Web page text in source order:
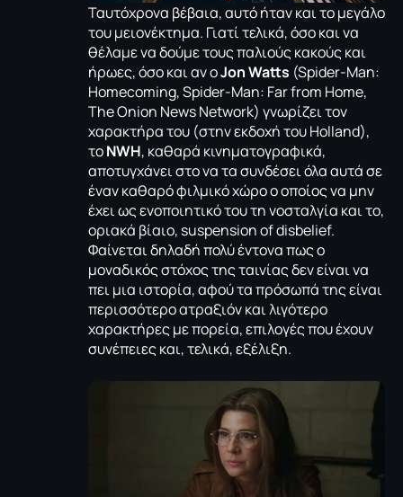
Ταυτόχρονα βέβαια, αυτό ήταν και το μεγάλο
του μειονέκτημα. Γιατί τελικά, όσο και να
θέλαμε να δούμε τους παλιούς κακούς και
ήρωες, όσο και αν οJon Watts (Spider-Man:
Homecoming,Spider-Man: Far from Home,
The Onion News Network) γνωρίζει τον
χαρακτήρα του (στην εκδοχή του Holland),
τοNWH, καθαρά κινηματογραφικά,
αποτυγχάνει στο να τα συνδέσει όλα αυτά σε
έναν καθαρό φιλμικό χώρο ο οποίος να μην
έχει ως ενοποιητικό του τη νοσταλγία και το,
οριακά βίαιο, suspension of disbelief.
Φαίνεται δηλαδή πολύ έντονα πως ο
μοναδικός στόχος της ταινίας δεν είναι να
πει μια ιστορία, αφού τα πρόσωπά της είναι
περισσότερο ατραξιόν και λιγότερο
χαρακτήρες με πορεία, επιλογές που έχουν
συνέπειες και, τελικά, εξέλιξη.